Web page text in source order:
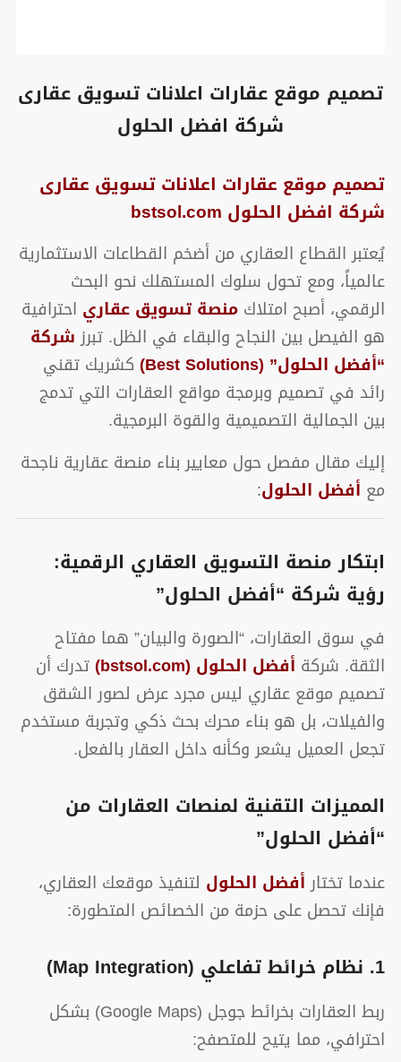
تصميم موقع عقارات اعلانات تسويق عقارى
شركة افضل الحلول
تصميم موقع عقارات اعلانات تسويق عقارى
شركة افضل الحلول bstsol.com
يُعتبر القطاع العقاري من أضخم القطاعات الاستثمارية
عالمياً، ومع تحول سلوك المستهلك نحو البحث
الرقمي، أصبح امتلاك منصة تسويق عقاري احترافية
هو الفيصل بين النجاح والبقاء في الظل. تبرزشركة
“أفضل الحلول” (Best Solutions)
كشريك تقني
رائد في تصميم وبرمجة مواقع العقارات التي تدمج
بين الجمالية التصميمية والقوة البرمجية.
إليك مقال مفصل حول معايير بناء منصة عقارية ناجحة
مع أفضل الحلول:
ابتكار منصة التسويق العقاري الرقمية:
رؤية شركة “أفضل الحلول”
في سوق العقارات، “الصورة والبيان” هما مفتاح
الثقة. شركة أفضل الحلول (bstsol.com)
تدرك أن
تصميم موقع عقاري ليس مجرد عرض لصور الشقق
والفيلات، بل هو بناء محرك بحث ذكي وتجربة مستخدم
تجعل العميل يشعر وكأنه داخل العقار بالفعل.
المميزات التقنية لمنصات العقارات من
“أفضل الحلول”
عندما تختارأفضل الحلول لتنفيذ موقعك العقاري،
فإنك تحصل على حزمة من الخصائص المتطورة:
1. نظام خرائط تفاعلي (Map Integration)
ربط العقارات بخرائط جوجل (Google Maps) بشكل
احترافي، مما يتيح للمتصفح: